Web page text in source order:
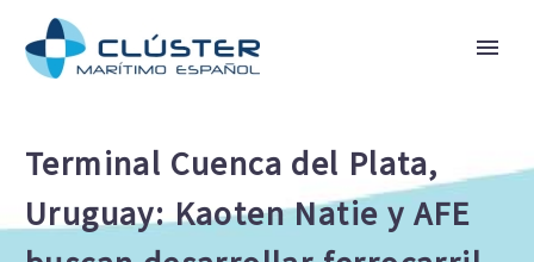
Terminal Cuenca del Plata,
Uruguay: Kaoten Natie y AFE